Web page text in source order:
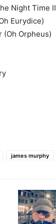
Night Time II
Eurydice)
(Oh Orpheus)
james murphy